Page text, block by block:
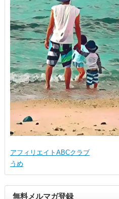
アフィリエイトABCクラブ
うめ
無料メルマガ登録